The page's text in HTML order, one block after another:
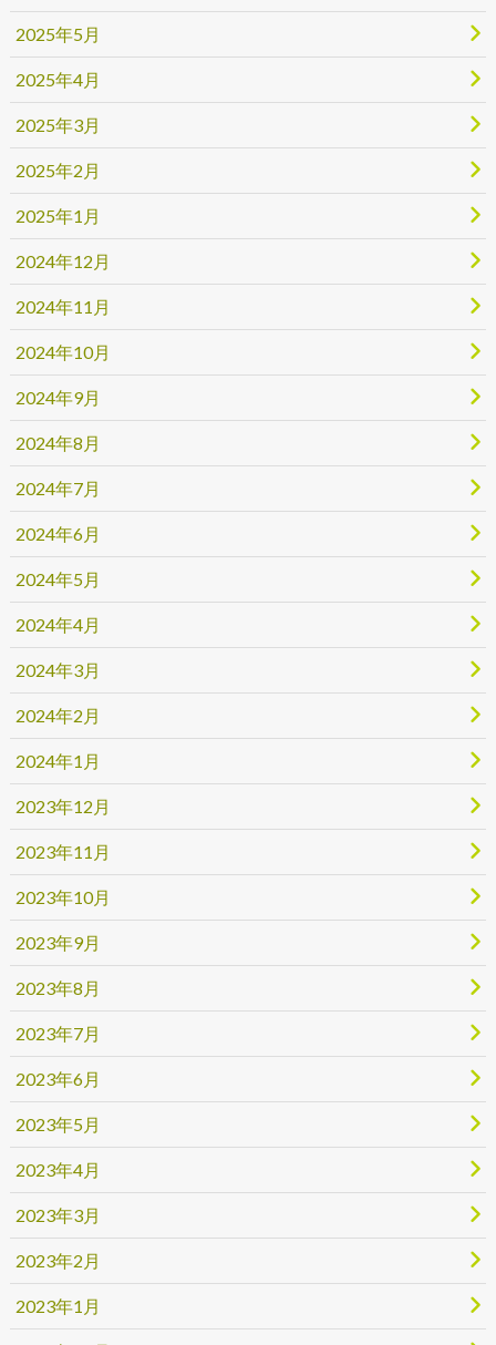
2025年5月
2025年4月
2025年3月
2025年2月
2025年1月
2024年12月
2024年11月
2024年10月
2024年9月
2024年8月
2024年7月
2024年6月
2024年5月
2024年4月
2024年3月
2024年2月
2024年1月
2023年12月
2023年11月
2023年10月
2023年9月
2023年8月
2023年7月
2023年6月
2023年5月
2023年4月
2023年3月
2023年2月
2023年1月